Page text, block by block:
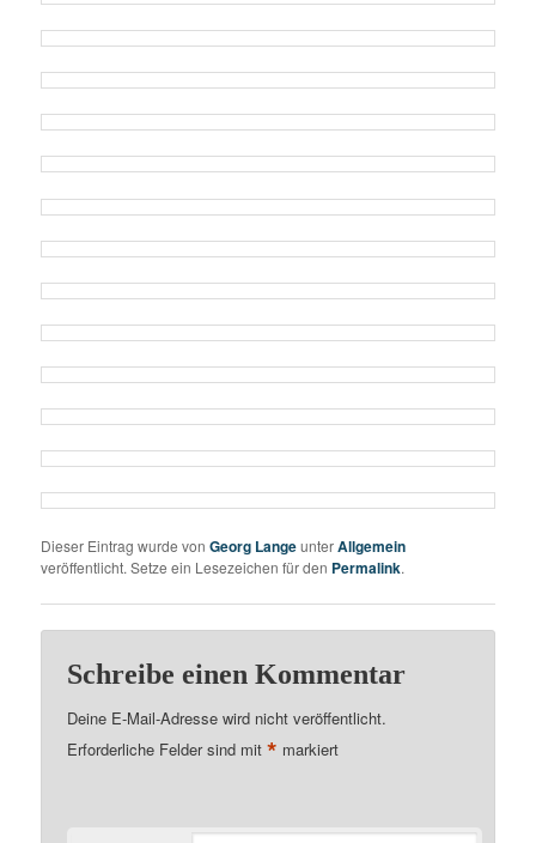
Dieser Eintrag wurde vonGeorg LangeunterAllgemein
veröffentlicht. Setze ein Lesezeichen für den Permalink.
Schreibe einen Kommentar
Deine E-Mail-Adresse wird nicht veröffentlicht.
Erforderliche Felder sind mit* markiert